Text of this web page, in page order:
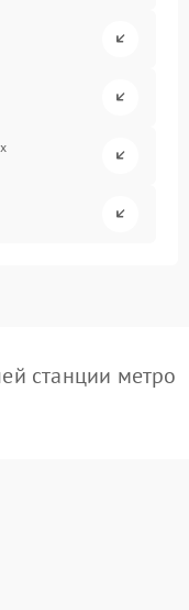
станции метро